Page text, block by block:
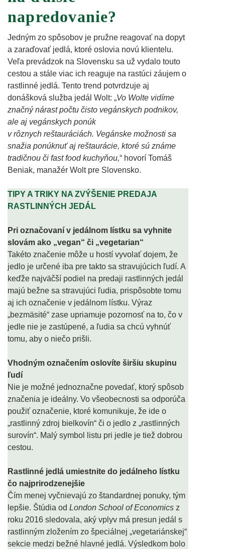
napredovanie?
Jedným zo spôsobov je pružne reagovať na dopyt
a zaraďovať jedlá, ktoré oslovia novú klientelu.
Veľa prevádzok na Slovensku sa už vydalo touto
cestou a stále viac ich reaguje na rastúci záujem o
rastlinné jedlá. Tento trend potvrdzuje aj
donášková služba jedál Wolt: „Vo Wolte vidíme
značný nárast počtu čisto vegánskych podnikov,
ale aj vegánskych ponúk
v rôznych reštauráciách. Vegánske možnosti sa
snažia ponúknuť aj reštaurácie, ktoré sú známe
tradičnou či fast food kuchyňou,“ hovorí Tomáš
Beniak, manažér Wolt pre Slovensko.
TIPY A TRIKY NA ZVÝŠENIE PREDAJA
RASTLINNÝCH JEDÁL
Pri označovaní v jedálnom lístku sa vyhnite
slovám ako „vegan“ či „vegetarian“
Takéto značenie môže u hostí vyvolať dojem, že
jedlo je určené iba pre takto sa stravujúcich ľudí. A
keďže najväčší podiel na predaji rastlinných jedál
majú bežne sa stravujúci ľudia, prispôsobte tomu
aj ich označenie v jedálnom lístku. Výraz
„bezmäsité“ zase upriamuje pozornosť na to, čo v
jedle nie je zastúpené, a ľudia sa chcú vyhnúť
tomu, aby o niečo prišli.
Vhodným označením oslovíte širšiu skupinu
ľudí
Nie je možné jednoznačne povedať, ktorý spôsob
značenia je ideálny. Vo všeobecnosti sa odporúča
použiť označenie, ktoré komunikuje, že ide o
„rastlinný zdroj bielkovín“ či o jedlo z „rastlinných
surovín“. Malý symbol listu pri jedle je tiež dobrou
cestou.
Rastlinné jedlá umiestnite do jedálneho lístku
čo najprirodzenejšie
Čím menej vyčnievajú zo štandardnej ponuky, tým
lepšie. Štúdia od London School of Economics z
roku 2016 sledovala, aký vplyv má presun jedál s
rastlinným zložením zo špeciálnej „vegetariánskej“
sekcie medzi bežné hlavné jedlá. Výsledkom bolo